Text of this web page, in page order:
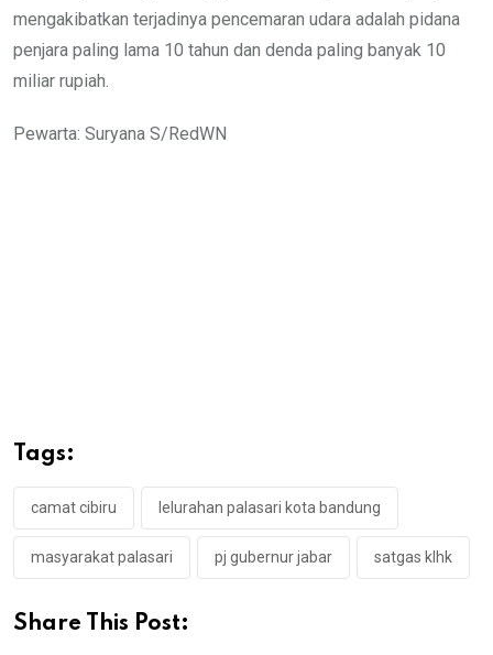
mengakibatkan terjadinya pencemaran udara adalah pidana
penjara paling lama 10 tahun dan denda paling banyak 10
miliar rupiah.
Pewarta: Suryana S/RedWN
Tags:
camat cibiru lelurahan palasari kota bandung
masyarakat palasari pj gubernur jabar satgas klhk
Share This Post: